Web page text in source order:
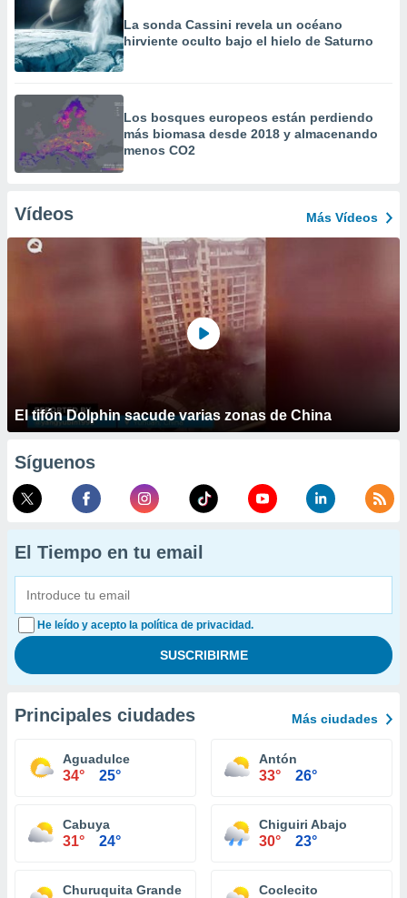
La sonda Cassini revela un océano
hirviente oculto bajo el hielo de Saturno
Los bosques europeos están perdiendo
más biomasa desde 2018 y almacenando
menos CO2
Vídeos Más Vídeos
El tifón Dolphin sacude varias zonas de China
Síguenos
El Tiempo en tu email
He leído y acepto la política de privacidad.
Principales ciudades Más ciudades
Aguadulce
34° 25°
Antón
33° 26°
Cabuya
31° 24°
Chiguiri Abajo
30° 23°
Churuquita Grande Coclecito